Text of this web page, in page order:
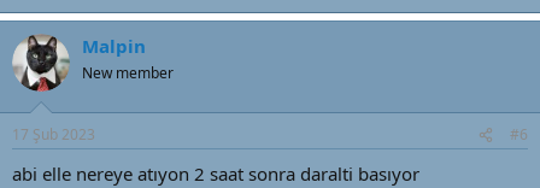
Malpin
New member
17 Şub 2023 #6
abi elle nereye atıyon 2 saat sonra daralti basıyor